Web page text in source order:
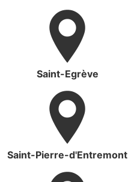
Saint-Egrève
Saint-Pierre-d'Entremont